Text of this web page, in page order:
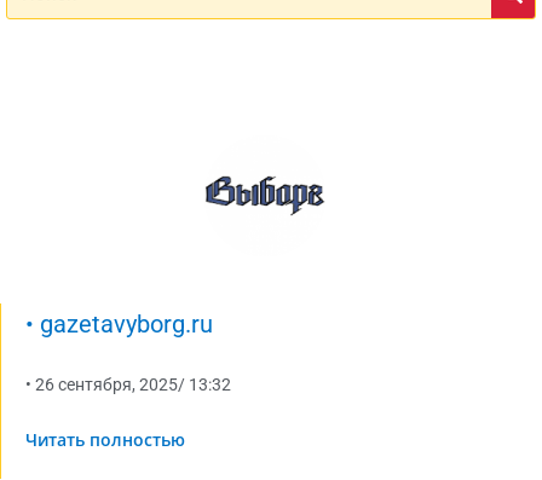
• gazetavyborg.ru
• 26 сентября, 2025/ 13:32
Читать полностью